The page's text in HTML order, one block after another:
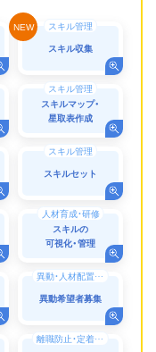
スキル管理
スキル収集
スキル管理
スキルマップ・
星取表作成
スキル管理
スキルセット
人材育成・研修
スキルの
可視化・管理
異動・人材配置シミュレーション
異動希望者募集
離職防止・定着率向上